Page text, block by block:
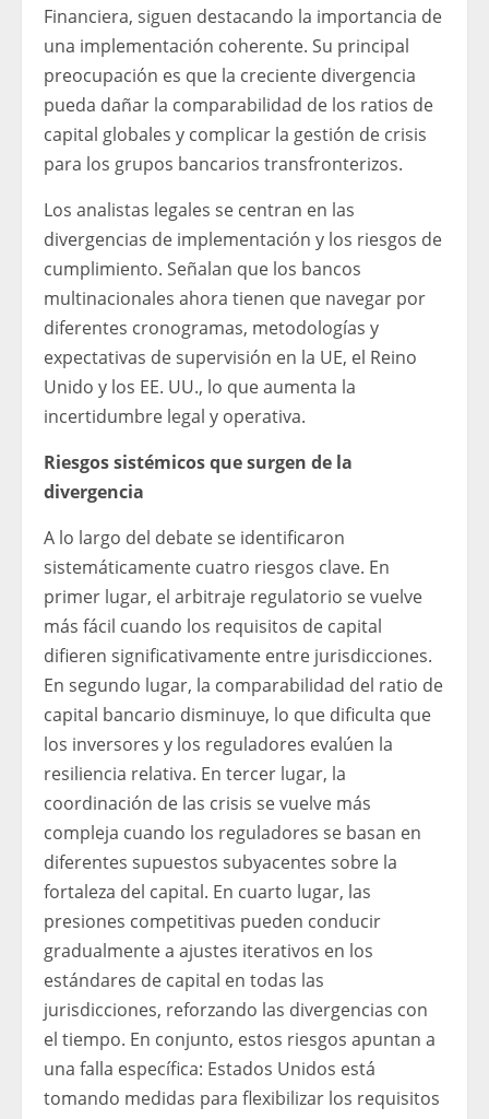
Financiera, siguen destacando la importancia de
una implementación coherente. Su principal
preocupación es que la creciente divergencia
pueda dañar la comparabilidad de los ratios de
capital globales y complicar la gestión de crisis
para los grupos bancarios transfronterizos.
Los analistas legales se centran en las
divergencias de implementación y los riesgos de
cumplimiento. Señalan que los bancos
multinacionales ahora tienen que navegar por
diferentes cronogramas, metodologías y
expectativas de supervisión en la UE, el Reino
Unido y los EE. UU., lo que aumenta la
incertidumbre legal y operativa.
Riesgos sistémicos que surgen de la
divergencia
A lo largo del debate se identificaron
sistemáticamente cuatro riesgos clave. En
primer lugar, el arbitraje regulatorio se vuelve
más fácil cuando los requisitos de capital
difieren significativamente entre jurisdicciones.
En segundo lugar, la comparabilidad del ratio de
capital bancario disminuye, lo que dificulta que
los inversores y los reguladores evalúen la
resiliencia relativa. En tercer lugar, la
coordinación de las crisis se vuelve más
compleja cuando los reguladores se basan en
diferentes supuestos subyacentes sobre la
fortaleza del capital. En cuarto lugar, las
presiones competitivas pueden conducir
gradualmente a ajustes iterativos en los
estándares de capital en todas las
jurisdicciones, reforzando las divergencias con
el tiempo. En conjunto, estos riesgos apuntan a
una falla específica: Estados Unidos está
tomando medidas para flexibilizar los requisitos